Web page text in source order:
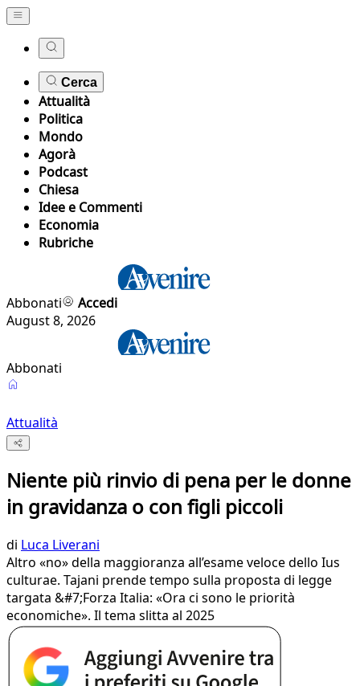
Cerca
Attualità
Politica
Mondo
Agorà
Podcast
Chiesa
Idee e Commenti
Economia
Rubriche
Abbonati
Accedi
August 8, 2026
Abbonati
Attualità
Niente più rinvio di pena per le donne
in gravidanza o con figli piccoli
di Luca Liverani
Altro «no» della maggioranza all’esame veloce dello Ius
culturae. Tajani prende tempo sulla proposta di legge
targata &#7;Forza Italia: «Ora ci sono le priorità
economiche». Il tema slitta al 2025